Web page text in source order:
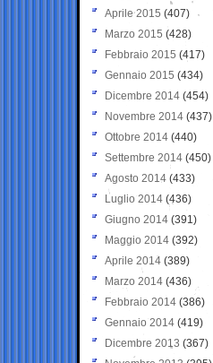
Aprile 2015 (407)
Marzo 2015 (428)
Febbraio 2015 (417)
Gennaio 2015 (434)
Dicembre 2014 (454)
Novembre 2014 (437)
Ottobre 2014 (440)
Settembre 2014 (450)
Agosto 2014 (433)
Luglio 2014 (436)
Giugno 2014 (391)
Maggio 2014 (392)
Aprile 2014 (389)
Marzo 2014 (436)
Febbraio 2014 (386)
Gennaio 2014 (419)
Dicembre 2013 (367)